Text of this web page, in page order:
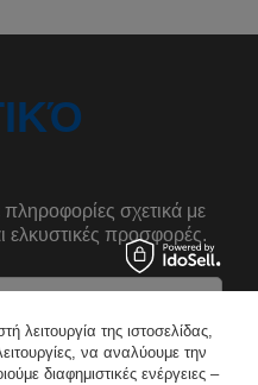
πληροφορίες σχετικά με
ελκυστικές προσφορές.
λειτουργία της ιστοσελίδας,
να αναλύουμε την
διαφημιστικές ενέργειες –